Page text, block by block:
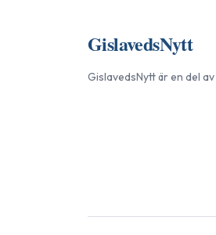
GislavedsNytt
GislavedsNyttär en del av